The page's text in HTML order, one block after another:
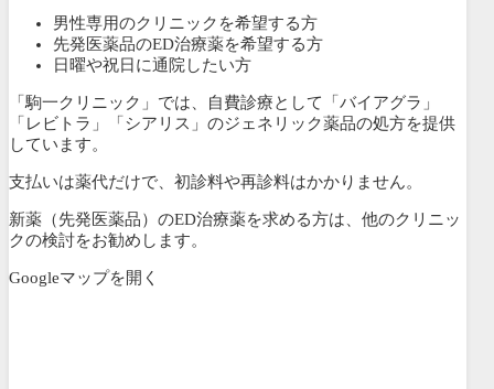
男性専用のクリニックを希望する方
先発医薬品のED治療薬を希望する方
日曜や祝日に通院したい方
「駒一クリニック」では、自費診療として「バイアグラ」
「レビトラ」「シアリス」のジェネリック薬品の処方を提供
しています。
支払いは薬代だけで、初診料や再診料はかかりません。
新薬（先発医薬品）のED治療薬を求める方は、他のクリニッ
クの検討をお勧めします。
Googleマップを開く